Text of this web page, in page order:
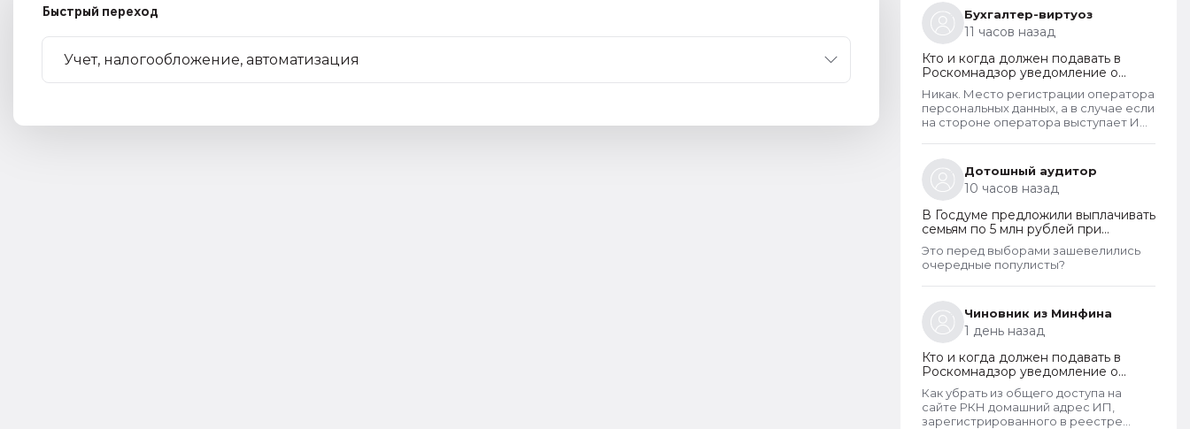
Быстрый переход
данных, зарегистрированных в 2025
году, скрыты. Я проверила только
знакомых ИП и заметила такую
закономерность. Или это просто
совпадение такое?
Бухгалтер-виртуоз
11 часов назад
Кто и когда должен подавать в
Роскомнадзор уведомление о
прекращении обработки
персональных данных
Никак. Место регистрации оператора
персональных данных, а в случае если
на стороне оператора выступает ИП
неотъемлемым атрибутом реестра
РКН. Данная информация подлежит
обязательному размещению в
реестре наряду со всеми прочими
сведениями. Делается это для того,
чтобы у субъектов ПД имелась
возможность в случае нарушения их
прав обратиться непосредственно к
Дотошный аудитор
10 часов назад
В Госдуме предложили выплачивать
семьям по 5 млн рублей при
рождении второго ребенка
Это перед выборами зашевелились
очередные популисты?
Чиновник из Минфина
1 день назад
Кто и когда должен подавать в
Роскомнадзор уведомление о
прекращении обработки
персональных данных
Как убрать из общего доступа на
сайте РКН домашний адрес ИП,
зарегистрированного в реестре